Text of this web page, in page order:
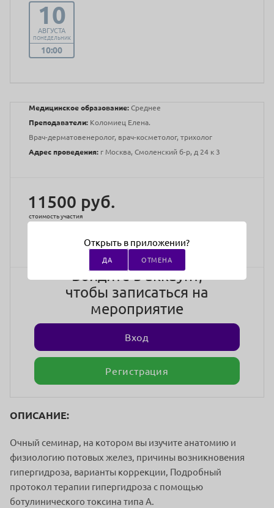
10
АВГУСТА
ПОНЕДЕЛЬНИК
10:00
Медицинское образование: Среднее
Преподаватели: Коломиец Елена.
Врач-дерматовенеролог, врач-косметолог, трихолог
Адрес проведения: г Москва, Смоленский б-р, д 24 к 3
11500 руб.
стоимость участия
Войдите в аккаунт,
чтобы записаться на
мероприятие
Вход
Регистрация
ОПИСАНИЕ:
Очный семинар, на котором вы изучите анатомию и
физиологию потовых желез, причины возникновения
гипергидроза, варианты коррекции, Подробный
протокол терапии гипергидроза с помощью
ботулинического токсина типа А.
Открыть в приложении?
ДА ОТМЕНА